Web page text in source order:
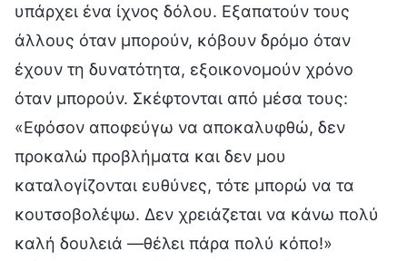
υπάρχει ένα ίχνος δόλου. Εξαπατούν τους
άλλους όταν μπορούν, κόβουν δρόμο όταν
έχουν τη δυνατότητα, εξοικονομούν χρόνο
όταν μπορούν. Σκέφτονται από μέσα τους:
«Εφόσον αποφεύγω να αποκαλυφθώ, δεν
προκαλώ προβλήματα και δεν μου
καταλογίζονται ευθύνες, τότε μπορώ να τα
κουτσοβολέψω. Δεν χρειάζεται να κάνω πολύ
καλή δουλειά —θέλει πάρα πολύ κόπο!»